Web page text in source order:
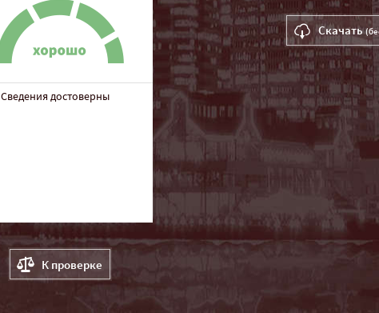
Сведения достоверны
К проверке
Скачать